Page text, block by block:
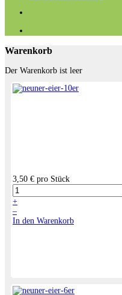
Warenkorb
Der Warenkorb ist leer
3,50 € pro Stück
+
–
In den Warenkorb